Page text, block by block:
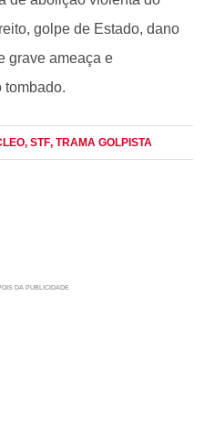
golpe de Estado, dano
grave ameaça e
tombado.
, STF, TRAMA GOLPISTA